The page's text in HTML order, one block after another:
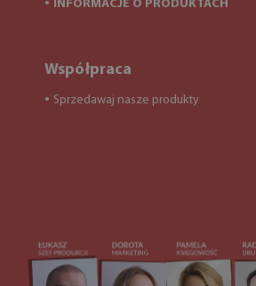
● INFORMACJE O PRODUKTACH
Współpraca
● Sprzedawaj nasze produkty